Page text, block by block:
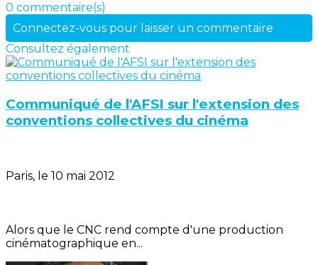
0 commentaire(s)
Connectez-vous pour laisser un commentaire
Consultez également
Communiqué de l'AFSI sur l'extension des
conventions collectives du cinéma
Paris, le 10 mai 2012
Alors que le CNC rend compte d'une production
cinématographique en...